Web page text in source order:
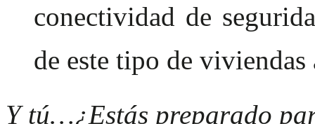
conectividad de
de este tipo de
Y tú…¿Estás preparado